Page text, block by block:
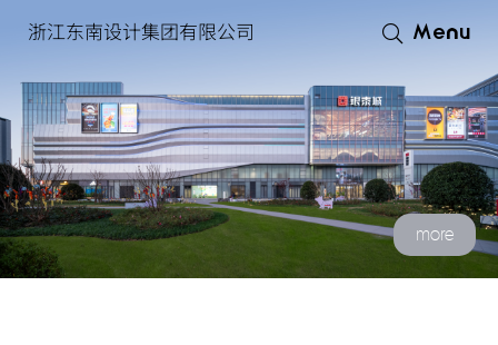
浙江东南设计集团有限公司 Menu
more